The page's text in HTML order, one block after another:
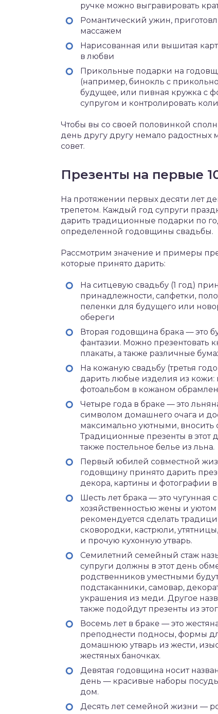
ручке можно выгравировать
Романтический ужин,
массажем
Нарисованная или вышитая
в любви
Прикольные подарки на
(например, бинокль с
будущее, или пивная кружка с
супругом и контролировать
Чтобы вы со своей половинкой
день другу другу немало
совет.
Презенты на первые
На протяжении первых десяти лет
трепетом. Каждый год супруги
дарить традиционные подарки по
определенной годовщины свадьбы.
Рассмотрим значение и примеры
которые принято дарить:
На ситцевую свадьбу (1 год)
принадлежности, салфетки,
пеленки для будущего или
обереги
Вторая годовщина брака — это
фантазии. Можно презентовать
плакаты, а также различные
На кожаную свадьбу (третья
дарить любые изделия из кожи:
фотоальбом в кожаном
Четыре года в браке — это
символом домашнего очага и
максимально уютными,
Традиционные презенты в этот
также постельное белье из льна.
Первый юбилей совместной
годовщину принято дарить
декора, картины и фотографии
Шесть лет брака — это чугунная
хозяйственностью жены и
рекомендуется сделать
сковородки, кастрюли,
и прочую кухонную утварь.
Семилетний семейный стаж
супруги должны в этот день
родственников уместными
подстаканники, самовар,
украшения из меди. Другое
также подойдут презенты из
Восемь лет в браке — это
преподнести подносы, формы
домашнюю утварь из жести,
жестяных баночках.
Девятая годовщина носит
день — красивые наборы
дом.
Десять лет семейной жизни —